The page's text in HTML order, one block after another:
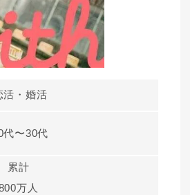
活・婚活
代〜30代
累計
万人